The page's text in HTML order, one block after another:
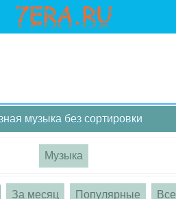
музыка без сортировки
Музыка
За месяц Популярные Все